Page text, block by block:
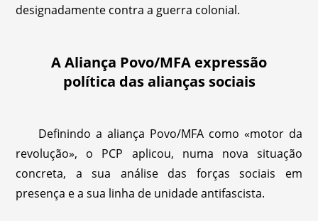
designadamente contra a guerra colonial.
A Aliança Povo/MFA expressão
política das alianças sociais
Definindo a aliança Povo/MFA como «motor da
revolução», o PCP aplicou, numa nova situação
concreta, a sua análise das forças sociais em
presença e a sua linha de unidade antifascista.